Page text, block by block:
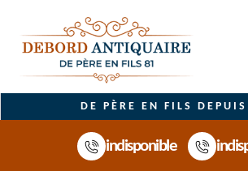
DE PÈRE EN FILS
indisponible